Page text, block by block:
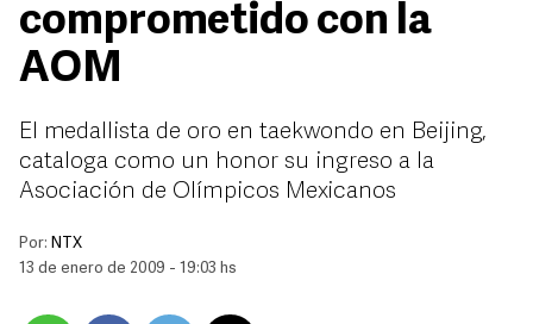
comprometido con la
AOM
El medallista de oro en taekwondo en Beijing,
cataloga como un honor su ingreso a la
Asociación de Olímpicos Mexicanos
Por: NTX
13 de enero de 2009 - 19:03 hs